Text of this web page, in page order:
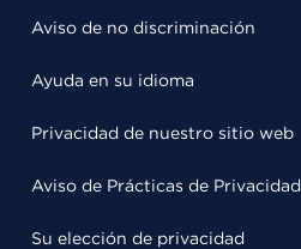
Aviso de no discriminación
Ayuda en su idioma
Privacidad de nuestro sitio web
Aviso de Prácticas de Privacidad
Su elección de privacidad